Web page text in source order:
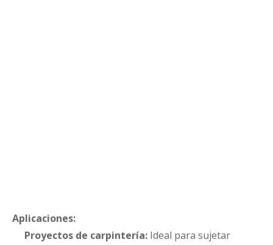
Aplicaciones:
Proyectos de carpintería: Ideal para sujetar